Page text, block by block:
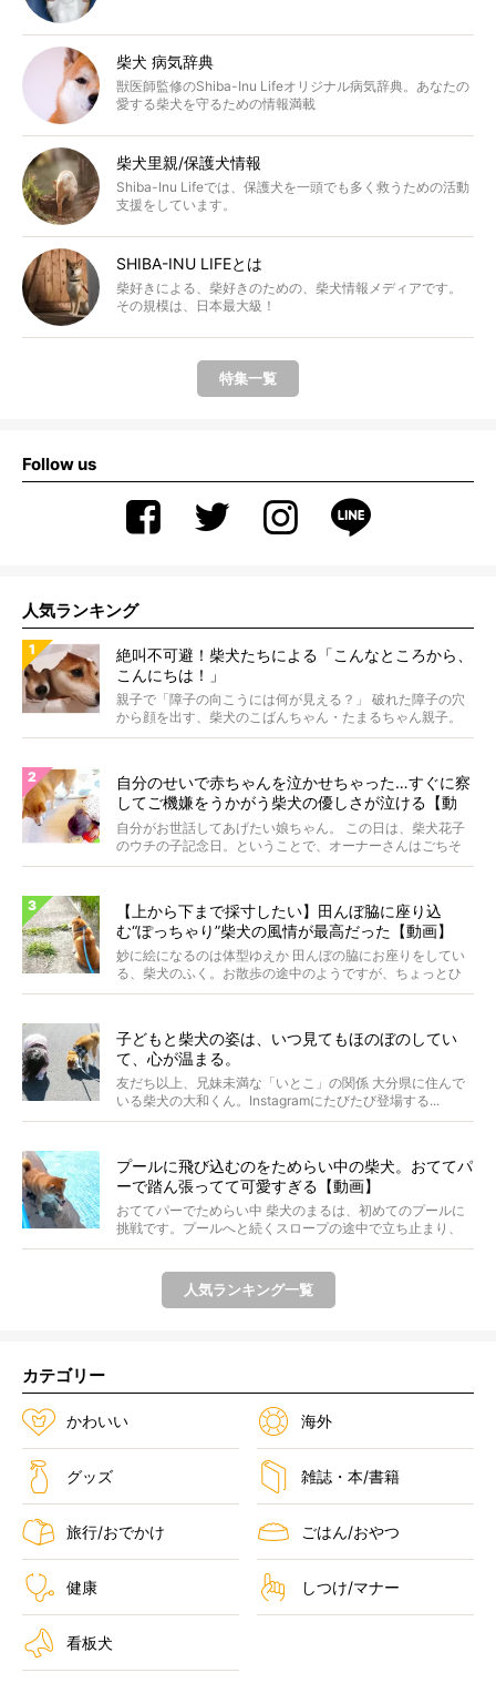
柴犬 病気辞典
獣医師監修のShiba-Inu Lifeオリジナル病気辞典。あなたの
愛する柴犬を守るための情報満載
柴犬里親/保護犬情報
Shiba-Inu Lifeでは、保護犬を一頭でも多く救うための活動
支援をしています。
SHIBA-INU LIFEとは
柴好きによる、柴好きのための、柴犬情報メディアです。
その規模は、日本最大級！
特集一覧
Follow us
人気ランキング
絶叫不可避！柴犬たちによる「こんなところから、
こんにちは！」
親子で「障子の向こうには何が見える？」 破れた障子の穴
から顔を出す、柴犬のこばんちゃん・たまるちゃん親子。
親子...
自分のせいで赤ちゃんを泣かせちゃった…すぐに察
してご機嫌をうかがう柴犬の優しさが泣ける【動
画】
自分がお世話してあげたい娘ちゃん。 この日は、柴犬花子
のウチの子記念日。ということで、オーナーさんはごちそ
うを...
【上から下まで採寸したい】田んぼ脇に座り込
む“ぽっちゃり”柴犬の風情が最高だった【動画】
妙に絵になるのは体型ゆえか 田んぼの脇にお座りをしてい
る、柴犬のふく。お散歩の途中のようですが、ちょっとひ
と休...
子どもと柴犬の姿は、いつ見てもほのぼのしてい
て、心が温まる。
友だち以上、兄妹未満な「いとこ」の関係 大分県に住んで
いる柴犬の大和くん。Instagramにたびたび登場する...
プールに飛び込むのをためらい中の柴犬。おててパ
ーで踏ん張ってて可愛すぎる【動画】
おててパーでためらい中 柴犬のまるは、初めてのプールに
挑戦です。プールへと続くスロープの途中で立ち止まり、
前足...
人気ランキング一覧
カテゴリー
かわいい 海外
グッズ 雑誌・本/書籍
旅行/おでかけ ごはん/おやつ
健康 しつけ/マナー
看板犬